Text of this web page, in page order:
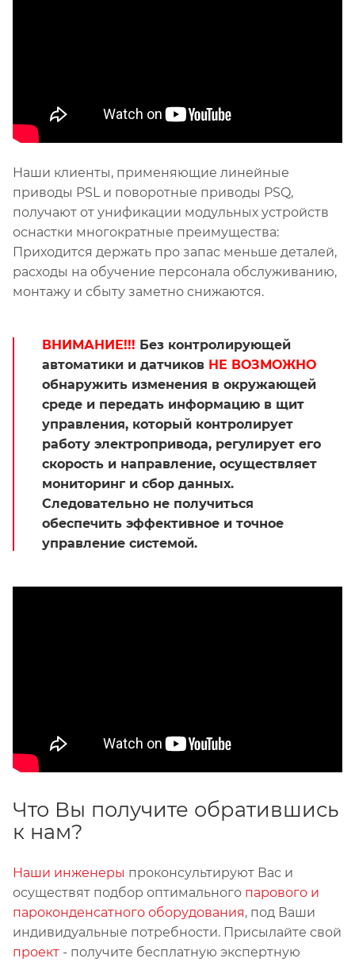
Наши клиенты, применяющие линейные
приводы PSL и поворотные приводы PSQ,
получают от унификации модульных устройств
оснастки многократные преимущества:
Приходится держать про запас меньше деталей,
расходы на обучение персонала обслуживанию,
монтажу и сбыту заметно снижаются.
ВНИМАНИЕ!!! Без контролирующей
автоматики и датчиков НЕ ВОЗМОЖНО
обнаружить изменения в окружающей
среде и передать информацию в щит
управления, который контролирует
работу электропривода, регулирует его
скорость и направление, осуществляет
мониторинг и сбор данных.
Следовательно не получиться
обеспечить эффективное и точное
управление системой.
Что Вы получите обратившись
к нам?
Наши инженеры проконсультируют Вас и
осуществят подбор оптимального парового и
пароконденсатного оборудования, под Ваши
индивидуальные потребности. Присылайте свой
проект - получите бесплатную экспертную